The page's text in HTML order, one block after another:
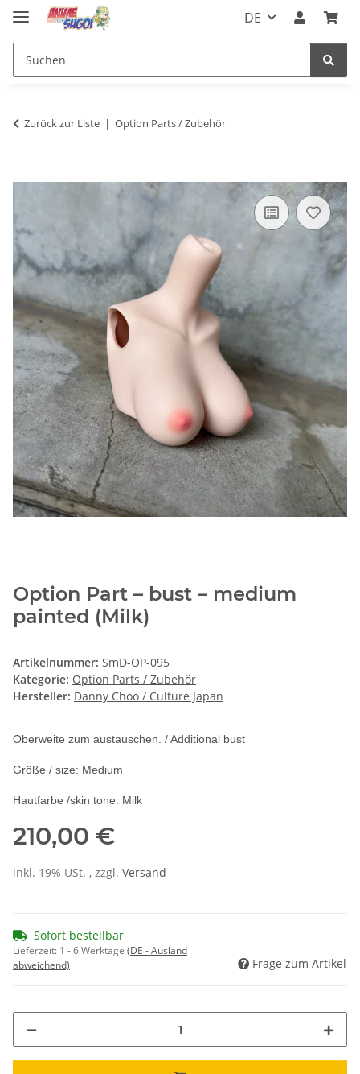
DE
Zurück zur Liste Option Parts / Zubehör
Option Part – bust – medium
painted (Milk)
Artikelnummer: SmD-OP-095
Kategorie: Option Parts / Zubehör
Hersteller: Danny Choo / Culture Japan
Oberweite zum austauschen. / Additional bust
Größe / size: Medium
Hautfarbe /skin tone: Milk
210,00 €
inkl. 19% USt. , zzgl. Versand
Sofort bestellbar
Lieferzeit: 1 - 6 Werktage (DE - Ausland
abweichend)
Frage zum Artikel